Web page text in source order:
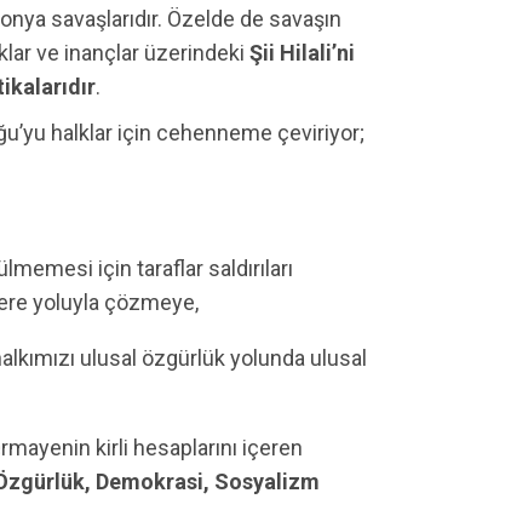
savaşlarıdır. Özelde de savaşın
ve inançlar üzerindeki Şii Hilali’ni
.
halklar için cehenneme çeviriyor;
için taraflar saldırıları
yoluyla çözmeye,
ulusal özgürlük yolunda ulusal
kirli hesaplarını içeren
Demokrasi, Sosyalizm